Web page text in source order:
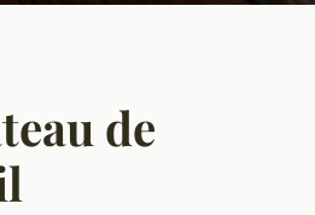
de